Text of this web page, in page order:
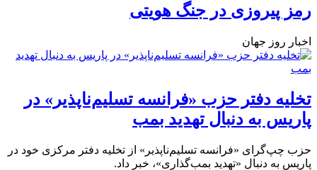
رمز پیروزی در جنگ هویتی
اخبار روز جهان
تخلیه دفتر حزب «فرانسه تسلیم‌ناپذیر» در
پاریس به دنبال تهدید بمب
حزب چپ‌گرای «فرانسه تسلیم‌ناپذیر» از تخلیه دفتر مرکزی خود در
پاریس به دنبال «تهدید بمب‌گذاری»، خبر داد.